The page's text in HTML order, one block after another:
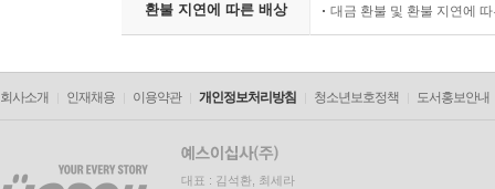
환불 지연에 따른 배상 대금 환불 및 환불 지연에
회사소개 인재채용 이용약관 개인정보처리방침 청소년보호정책 도서홍보안내
대표 : 김석환, 최세라